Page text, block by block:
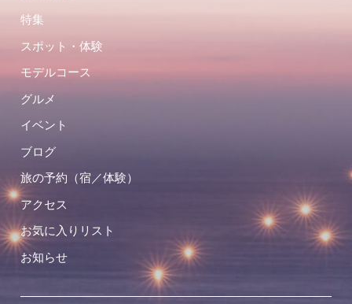
特集
スポット・体験
モデルコース
グルメ
イベント
ブログ
旅の予約（宿／体験）
アクセス
お気に入りリスト
お知らせ